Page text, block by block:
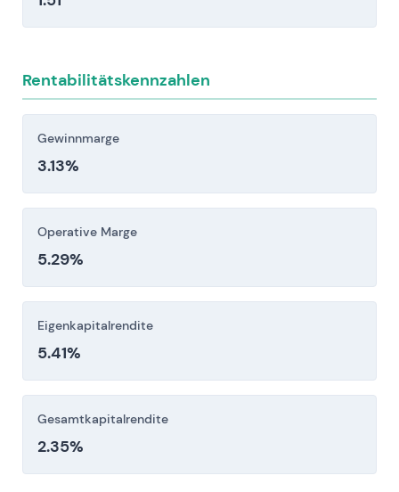
Aftermarket-Geschäft.
Rentabilitätskennzahlen
Gewinnmarge
3.13%
Operative Marge
5.29%
Eigenkapitalrendite
5.41%
Gesamtkapitalrendite
2.35%